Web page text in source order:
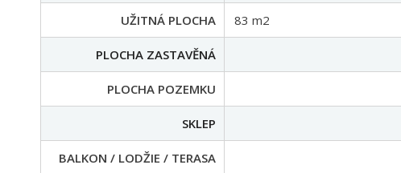
POČET PODZEMNÍCH
PODLAŽÍ
UŽITNÁ PLOCHA
PLOCHA ZASTAVĚNÁ
PLOCHA POZEMKU